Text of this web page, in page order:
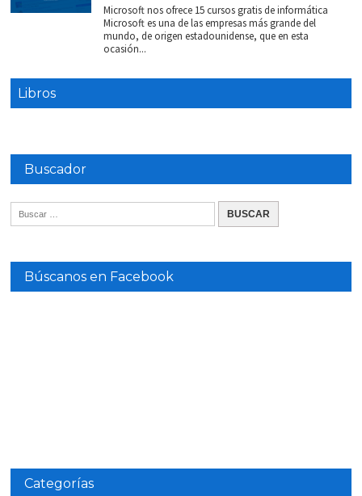
Microsoft nos ofrece 15 cursos gratis de informática
Microsoft es una de las empresas más grande del
mundo, de origen estadounidense, que en esta
ocasión...
Libros
Buscador
Búscanos en Facebook
Categorías